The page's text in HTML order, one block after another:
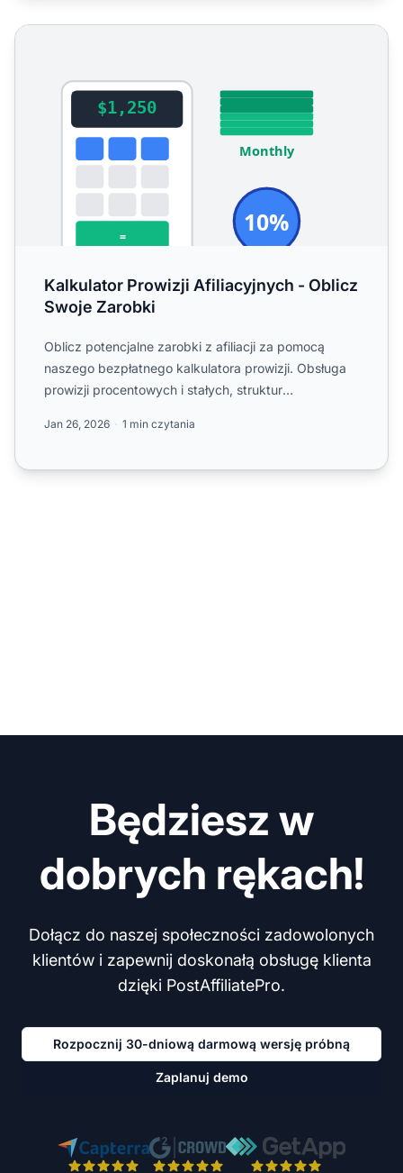
Kalkulator Prowizji Afiliacyjnych - Oblicz Swoje Zarobki
Kalkulator Prowizji Afiliacyjnych - Oblicz
Swoje Zarobki
Oblicz potencjalne zarobki z afiliacji za pomocą
naszego bezpłatnego kalkulatora prowizji. Obsługa
prowizji procentowych i stałych, struktur
Jan 26, 2026 1 min czytania
Będziesz w
dobrych rękach!
Dołącz do naszej społeczności zadowolonych
klientów i zapewnij doskonałą obsługę klienta
dzięki PostAffiliatePro.
Rozpocznij 30-dniową darmową wersję próbną
Zaplanuj demo